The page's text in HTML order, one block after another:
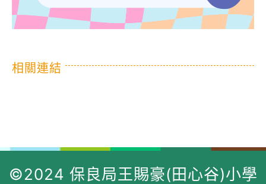
相關連結
©2024 保良局王賜豪(田心谷)小學